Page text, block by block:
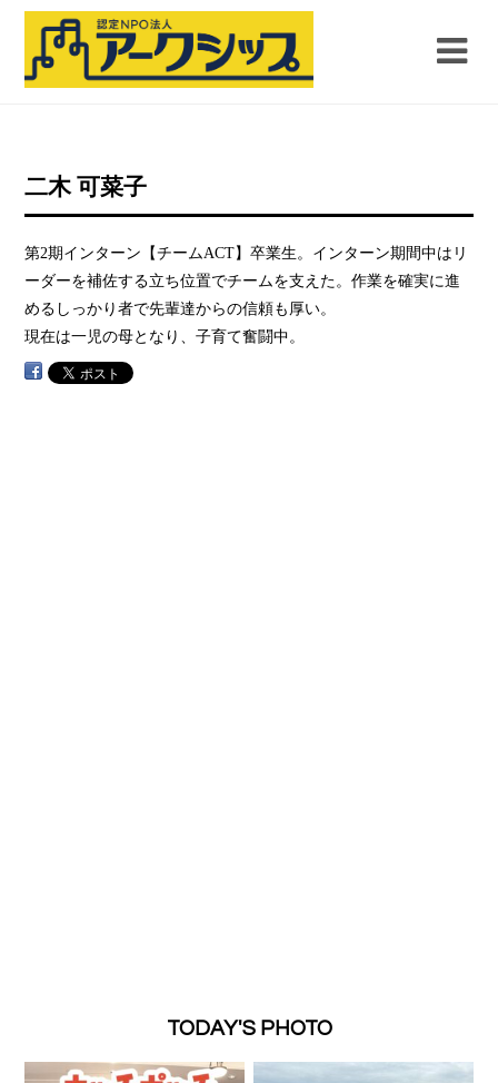
二木 可菜子
第2期インターン【チームACT】卒業生。インターン期間中はリ
ーダーを補佐する立ち位置でチームを支えた。作業を確実に進
めるしっかり者で先輩達からの信頼も厚い。
現在は一児の母となり、子育て奮闘中。
TODAY'S PHOTO